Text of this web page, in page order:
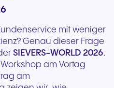
mit weniger
Genau dieser Frage
SIEVERS-WORLD 2026.
am Vortag
am